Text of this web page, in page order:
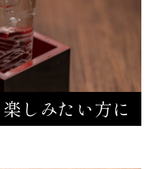
しみたい方に